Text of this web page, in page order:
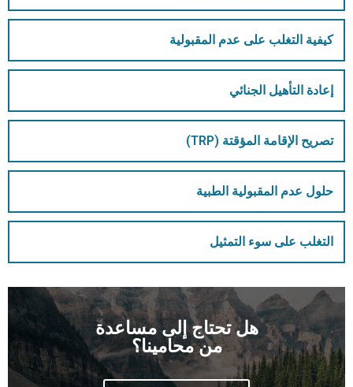
كيفية التغلب على عدم المقبولية
إعادة التأهيل الجنائي
تصريح الإقامة المؤقتة (TRP)
حلول عدم المقبولية الطبية
التغلب على سوء التمثيل
هل تحتاج إلى مساعدة
من محامينا؟